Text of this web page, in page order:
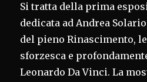
Si tratta della prima
dedicata ad Andrea
del pieno Rinascimento,
sforzesca e
Leonardo Da Vinci. La